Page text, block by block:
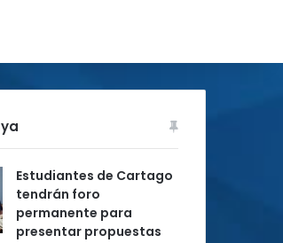
Estudiantes de Cartago
tendrán foro
permanente para
presentar propuestas